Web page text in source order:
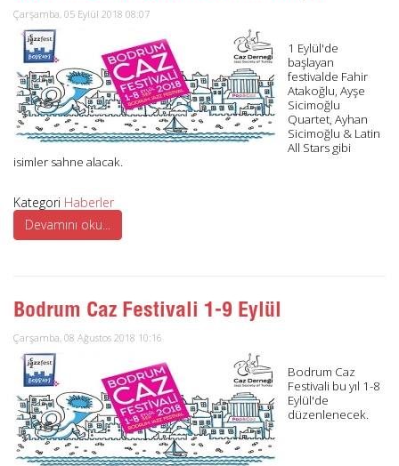
Çarşamba, 05 Eylül 2018 08:07
1 Eylül'de
başlayan
festivalde Fahir
Atakoğlu, Ayşe
Sicimoğlu
Quartet, Ayhan
Sicimoğlu & Latin
All Stars gibi
isimler sahne alacak.
Kategori Haberler
Devamını oku...
Bodrum Caz Festivali 1-9 Eylül
Çarşamba, 08 Ağustos 2018 10:16
Bodrum Caz
Festivali bu yıl 1-8
Eylül'de
düzenlenecek.